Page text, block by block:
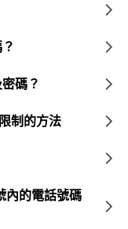
碼？
制的方法
內的電話號碼